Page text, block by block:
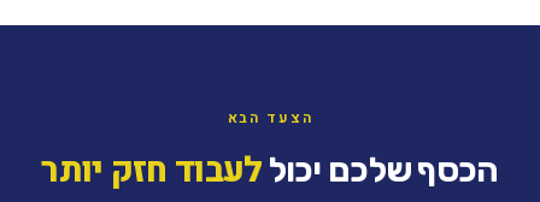
הצעד הבא
הכסף שלכם יכול לעבוד חזק יותר